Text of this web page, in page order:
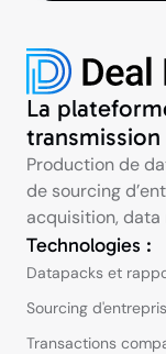
La
transmission
Production de
de sourcing
acquisition,
Technologies :
Datapacks et
Sourcing
Transactions